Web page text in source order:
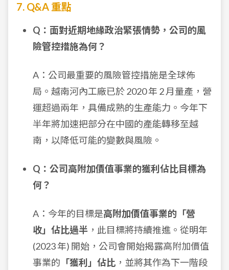
7. Q&A 重點
Q：面對近期地緣政治緊張情勢，公司的風
險管控措施為何？
A：公司最重要的風險管控措施是全球佈
局。越南河內工廠已於 2020 年 2 月量產，營
運超過兩年，具備成熟的生產能力。今年下
半年將加速把部分在中國的產能轉移至越
南，以降低可能的變數與風險。
Q：公司高附加價值事業的獲利佔比目標為
何？
A：今年的目標是高附加價值事業的「營
收」佔比過半 ，此目標將持續推進。從明年
(2023 年) 開始，公司會開始揭露高附加價值
事業的 「獲利」佔比 ，並將其作為下一階段